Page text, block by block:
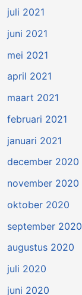
juli 2021
juni 2021
mei 2021
april 2021
maart 2021
februari 2021
januari 2021
december 2020
november 2020
oktober 2020
september 2020
augustus 2020
juli 2020
juni 2020